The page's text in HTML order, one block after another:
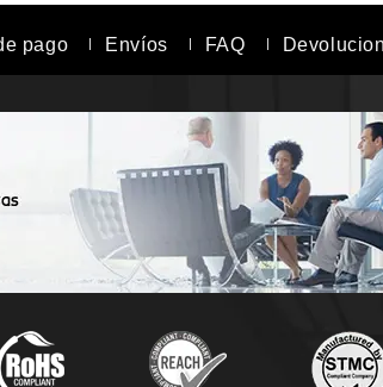
pago Envíos FAQ